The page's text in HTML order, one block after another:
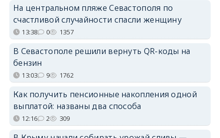
На центральном пляже Севастополя по
счастливой случайности спасли женщину
13:38 0 1357
В Севастополе решили вернуть QR-коды на
бензин
13:03 9 1762
Как получить пенсионные накопления одной
выплатой: названы два способа
12:16 2 309